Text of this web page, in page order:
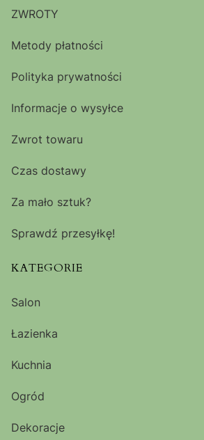
ZWROTY
Metody płatności
Polityka prywatności
Informacje o wysyłce
Zwrot towaru
Czas dostawy
Za mało sztuk?
Sprawdź przesyłkę!
KATEGORIE
Salon
Łazienka
Kuchnia
Ogród
Dekoracje